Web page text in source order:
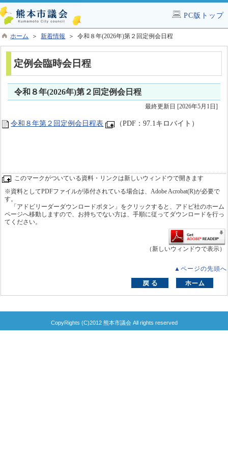
PC版トップ
ホーム ＞新着情報 ＞ 令和８年(2026年)第２回定例会日程
定例会臨時会日程
令和８年(2026年)第２回定例会日程
最終更新日 [2026年5月1日]
令和８年第２回定例会日程表 （PDF：97.1キロバイト）
このマークがついている資料・リンクは新しいウィンドウで開きます
※資料としてPDFファイルが添付されている場合は、Adobe Acrobat(R)が必要で
す。
「アドビリーダーダウンロードボタン」をクリックすると、アドビ社のホーム
ページへ移動しますので、お持ちでない方は、手順に従ってダウンロードを行っ
てください。
（新しいウィンドウで表示）
▲ページの先頭へ
CopyRights (C)2012 熊本市議会 All rights reserved